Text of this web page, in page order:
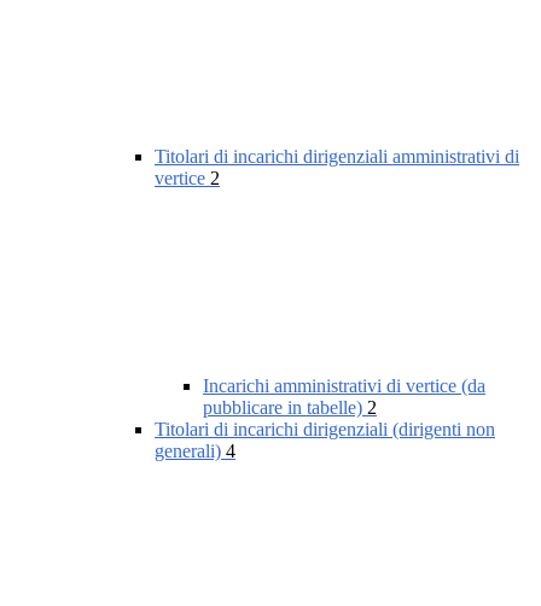
Titolari di incarichi dirigenziali amministrativi di
vertice 2
Incarichi amministrativi di vertice (da
pubblicare in tabelle) 2
Titolari di incarichi dirigenziali (dirigenti non
generali) 4